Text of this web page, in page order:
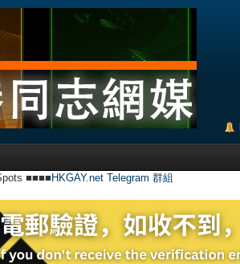
■■■■ HKGAY.net Telegram 群組